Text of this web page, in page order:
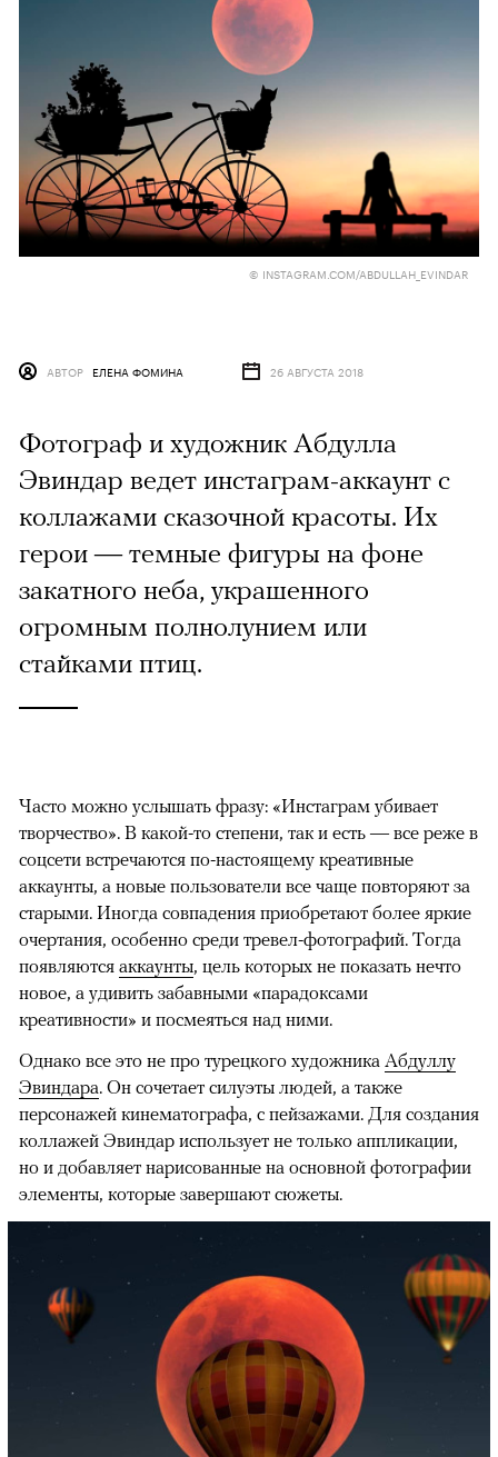
© INSTAGRAM.COM/ABDULLAH_EVINDAR
АВТОР ЕЛЕНА ФОМИНА 26 АВГУСТА 2018
Фотограф и художник Абдулла
Эвиндар ведет инстаграм-аккаунт с
коллажами сказочной красоты. Их
герои — темные фигуры на фоне
закатного неба, украшенного
огромным полнолунием или
стайками птиц.
Часто можно услышать фразу: «Инстаграм убивает
творчество». В какой-то степени, так и есть — все реже в
соцсети встречаются по-настоящему креативные
аккаунты, а новые пользователи все чаще повторяют за
старыми. Иногда совпадения приобретают более яркие
очертания, особенно среди тревел-фотографий. Тогда
появляются аккаунты, цель которых не показать нечто
новое, а удивить забавными «парадоксами
креативности» и посмеяться над ними.
Однако все это не про турецкого художника Абдуллу
Эвиндара. Он сочетает силуэты людей, а также
персонажей кинематографа, с пейзажами. Для создания
коллажей Эвиндар использует не только аппликации,
но и добавляет нарисованные на основной фотографии
элементы, которые завершают сюжеты.